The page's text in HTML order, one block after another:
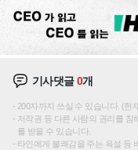
기사댓글0개
200자까지 쓰실 수 있습니다. (현
저작권 등 다른 사람의 권리를 침
를 받을 수 있습니다.
타인에게 불쾌감을 주는 욕설 등